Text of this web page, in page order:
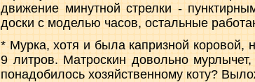
движение минутной стрелки -
доски с моделью часов, остальные
* Мурка, хотя и была капризной
9 литров. Матроскин довольно
понадобилось хозяйственному коту?